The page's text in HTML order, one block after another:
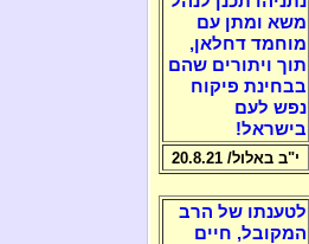
משא ומתן עם
מוחמד דחלאן,
תוך ויתורים שהם
בבחינת פיקוח
נפש לעם
בישראל!
י"ב באלול/ 20.8.21
לטענתו של הרב
המקובל, חיים